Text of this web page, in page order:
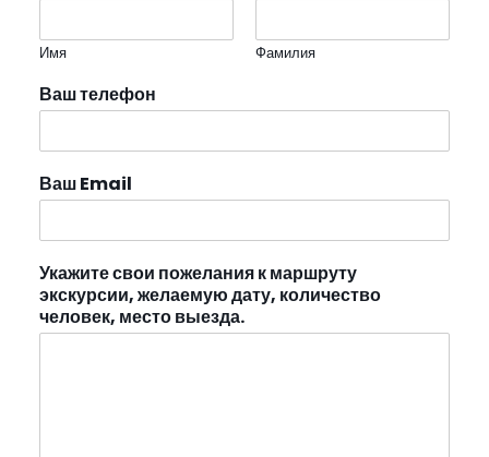
Имя Фамилия
Ваш телефон
Ваш Email
Укажите свои пожелания к маршруту
экскурсии, желаемую дату, количество
человек, место выезда.